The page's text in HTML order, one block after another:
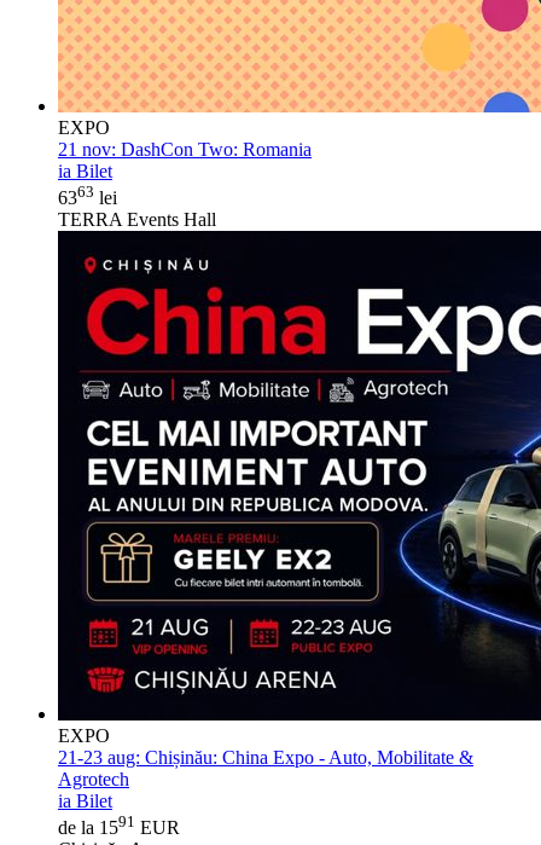
EXPO
21 nov: DashCon Two: Romania
ia Bilet
6363 lei
TERRA Events Hall
EXPO
21-23 aug: Chișinău: China Expo - Auto, Mobilitate &
Agrotech
ia Bilet
de la 1591 EUR